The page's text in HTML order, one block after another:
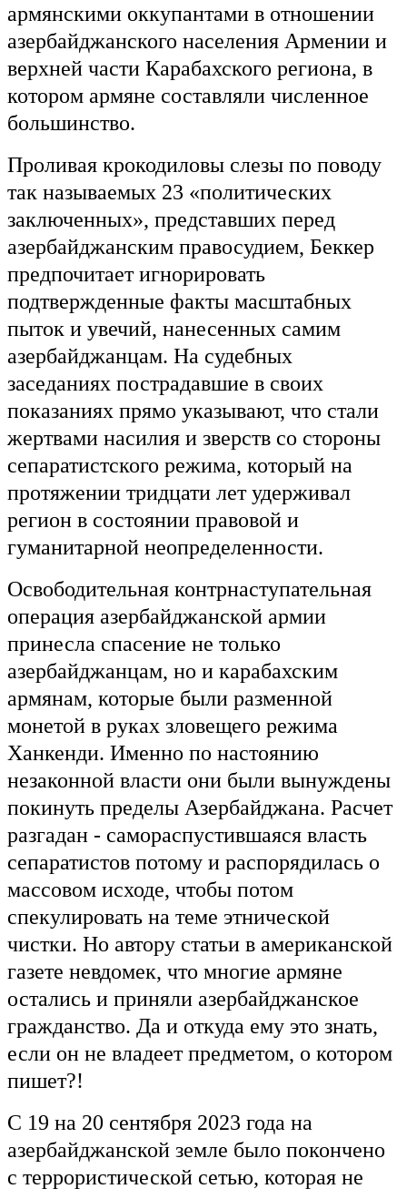
армянскими оккупантами в отношении
азербайджанского населения Армении и
верхней части Карабахского региона, в
котором армяне составляли численное
большинство.
Проливая крокодиловы слезы по поводу
так называемых 23 «политических
заключенных», представших перед
азербайджанским правосудием, Беккер
предпочитает игнорировать
подтвержденные факты масштабных
пыток и увечий, нанесенных самим
азербайджанцам. На судебных
заседаниях пострадавшие в своих
показаниях прямо указывают, что стали
жертвами насилия и зверств со стороны
сепаратистского режима, который на
протяжении тридцати лет удерживал
регион в состоянии правовой и
гуманитарной неопределенности.
Освободительная контрнаступательная
операция азербайджанской армии
принесла спасение не только
азербайджанцам, но и карабахским
армянам, которые были разменной
монетой в руках зловещего режима
Ханкенди. Именно по настоянию
незаконной власти они были вынуждены
покинуть пределы Азербайджана. Расчет
разгадан - самораспустившаяся власть
сепаратистов потому и распорядилась о
массовом исходе, чтобы потом
спекулировать на теме этнической
чистки. Но автору статьи в американской
газете невдомек, что многие армяне
остались и приняли азербайджанское
гражданство. Да и откуда ему это знать,
если он не владеет предметом, о котором
пишет?!
С 19 на 20 сентября 2023 года на
азербайджанской земле было покончено
с террористической сетью, которая не